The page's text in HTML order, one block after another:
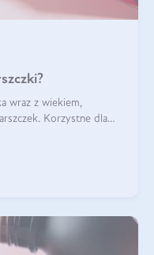
wraz z wiekiem,
Korzystne dla